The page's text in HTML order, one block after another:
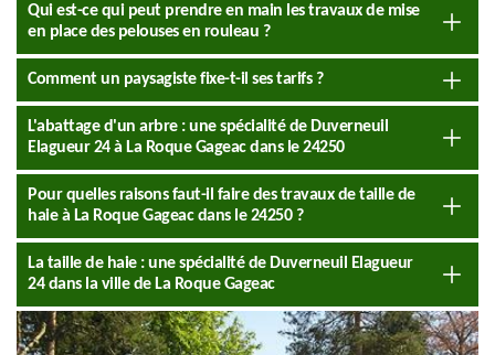
Qui est-ce qui peut prendre en main les travaux de mise
en place des pelouses en rouleau ?
Comment un paysagiste fixe-t-il ses tarifs ?
L'abattage d'un arbre : une spécialité de Duverneuil
Elagueur 24 à La Roque Gageac dans le 24250
Pour quelles raisons faut-il faire des travaux de taille de
haie à La Roque Gageac dans le 24250 ?
La taille de haie : une spécialité de Duverneuil Elagueur
24 dans la ville de La Roque Gageac